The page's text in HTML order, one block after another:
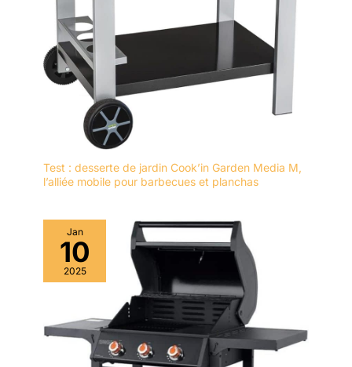
Test : desserte de jardin Cook’in Garden Media M,
l’alliée mobile pour barbecues et planchas
Jan
10
2025